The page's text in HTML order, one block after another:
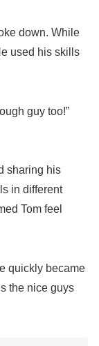
down. While
used his skills
guy too!”
sharing his
in different
Tom feel
quickly became
the nice guys